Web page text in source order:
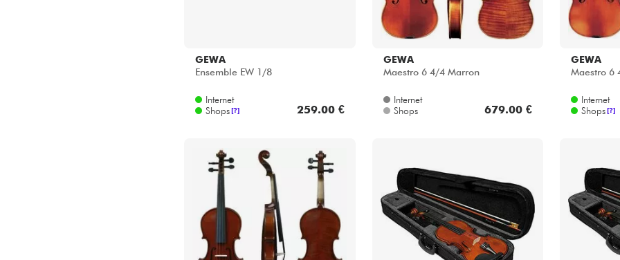
GEWA
Ensemble EW 1/8
Internet
Shops [?] 259.00 €
GEWA
Maestro 6 4/4 Marron
Internet
Shops
679.00 €
GEWA
Maestro 6
Internet
Shops [?]